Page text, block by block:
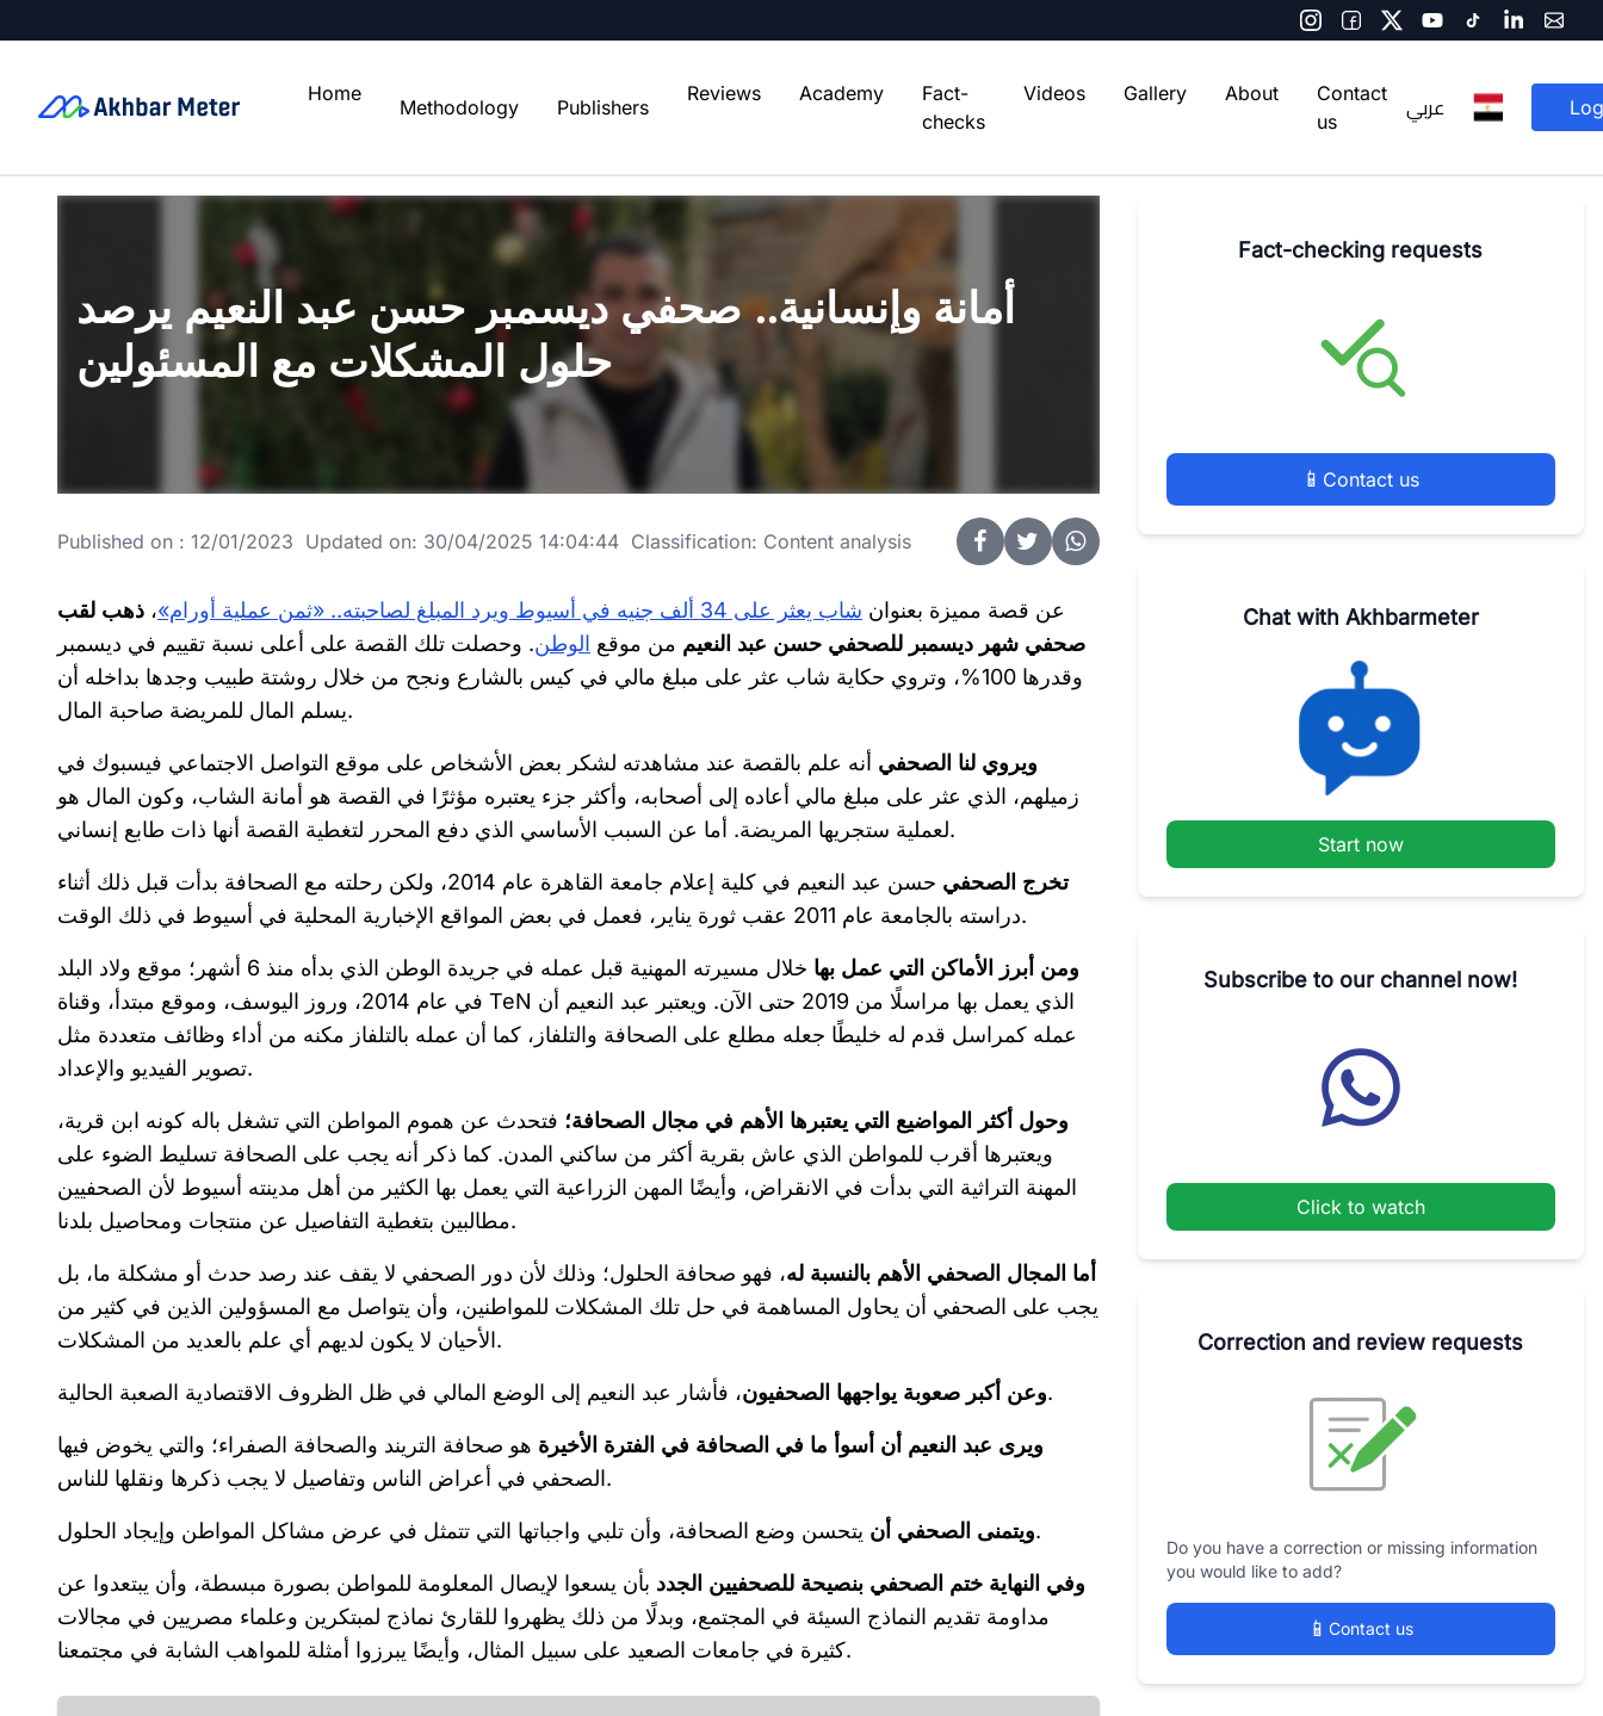
Home
Methodology Publishers
Reviews Academy
Fact-
checks
Videos Gallery About
Contact
us
عربي
أمانة وإنسانية.. صحفي ديسمبر حسن عبد النعيم يرصد
حلول المشكلات مع المسئولين
Published on : 12/01/2023 Updated on: 30/04/2025 14:04:44 Classification: Content analysis
عن قصة مميزة بعنوان شاب يعثر على 34 ألف جنيه في أسيوط ويرد المبلغ لصاحبته.. «ثمن عملية أورام» ، ذهب لقب
صحفي شهر ديسمبر للصحفي حسن عبد النعيم من موقع الوطن. وحصلت تلك القصة على أعلى نسبة تقييم في ديسمبر
وقدرها 100%، وتروي حكاية شاب عثر على مبلغ مالي في كيس بالشارع ونجح من خلال روشتة طبيب وجدها بداخله أن
يسلم المال للمريضة صاحبة المال.
ويروي لنا الصحفي أنه علم بالقصة عند مشاهدته لشكر بعض الأشخاص على موقع التواصل الاجتماعي فيسبوك في
زميلهم، الذي عثر على مبلغ مالي أعاده إلى أصحابه، وأكثر جزء يعتبره مؤثرًا في القصة هو أمانة الشاب، وكون المال هو
لعملية ستجريها المريضة. أما عن السبب الأساسي الذي دفع المحرر لتغطية القصة أنها ذات طابع إنساني.
تخرج الصحفي
حسن عبد النعيم في كلية إعلام جامعة القاهرة عام 2014، ولكن رحلته مع الصحافة بدأت قبل ذلك أثناء
دراسته بالجامعة عام 2011 عقب ثورة يناير، فعمل في بعض المواقع الإخبارية المحلية في أسيوط في ذلك الوقت.
ومن أبرز الأماكن التي عمل بها
خلال مسيرته المهنية قبل عمله في جريدة الوطن الذي بدأه منذ 6 أشهر؛ موقع ولاد البلد
في عام 2014، وروز اليوسف، وموقع مبتدأ، وقناة TeN الذي يعمل بها مراسلًا من 2019 حتى الآن. ويعتبر عبد النعيم أن
عمله كمراسل قدم له خليطًا جعله مطلع على الصحافة والتلفاز، كما أن عمله بالتلفاز مكنه من أداء وظائف متعددة مثل
تصوير الفيديو والإعداد.
وحول أكثر المواضيع التي يعتبرها الأهم في مجال الصحافة؛ فتحدث عن هموم المواطن التي تشغل باله كونه ابن قرية،
ويعتبرها أقرب للمواطن الذي عاش بقرية أكثر من ساكني المدن. كما ذكر أنه يجب على الصحافة تسليط الضوء على
المهنة التراثية التي بدأت في الانقراض، وأيضًا المهن الزراعية التي يعمل بها الكثير من أهل مدينته أسيوط لأن الصحفيين
مطالبين بتغطية التفاصيل عن منتجات ومحاصيل بلدنا.
أما المجال الصحفي الأهم بالنسبة له، فهو صحافة الحلول؛ وذلك لأن دور الصحفي لا يقف عند رصد حدث أو مشكلة ما، بل
يجب على الصحفي أن يحاول المساهمة في حل تلك المشكلات للمواطنين، وأن يتواصل مع المسؤولين الذين في كثير من
الأحيان لا يكون لديهم أي علم بالعديد من المشكلات.
وعن أكبر صعوبة يواجهها الصحفيون، فأشار عبد النعيم إلى الوضع المالي في ظل الظروف الاقتصادية الصعبة الحالية.
ويرى عبد النعيم أن أسوأ ما في الصحافة في الفترة الأخيرة هو صحافة التريند والصحافة الصفراء؛ والتي يخوض فيها
الصحفي في أعراض الناس وتفاصيل لا يجب ذكرها ونقلها للناس.
ويتمنى الصحفي أنيتحسن وضع الصحافة، وأن تلبي واجباتها التي تتمثل في عرض مشاكل المواطن وإيجاد الحلول.
وفي النهاية ختم الصحفي بنصيحة للصحفيين الجدد بأن يسعوا لإيصال المعلومة للمواطن بصورة مبسطة، وأن يبتعدوا عن
مداومة تقديم النماذج السيئة في المجتمع، وبدلًا من ذلك يظهروا للقارئ نماذج لمبتكرين وعلماء مصريين في مجالات
كثيرة في جامعات الصعيد على سبيل المثال، وأيضًا يبرزوا أمثلة للمواهب الشابة في مجتمعنا.
Fact-checking requests
📱 Contact us
Chat with Akhbarmeter
Start now
Subscribe to our channel now!
Click to watch
Correction and review requests
Do you have a correction or missing information
you would like to add?
📱Contact us